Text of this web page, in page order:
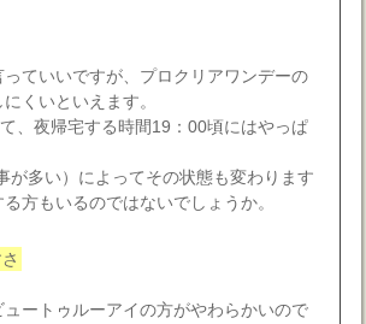
ていいですが、プロクリアワンデーの
くいといえます。
、夜帰宅する時間19：00頃にはやっぱ
が多い）によってその状態も変わります
方もいるのではないでしょうか。
ュートゥルーアイの方がやわらかいので